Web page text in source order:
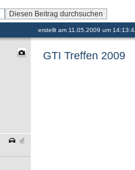
erstellt am 11.05.2009 um
GTI Treffen 2009